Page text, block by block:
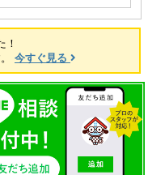
！
今すぐ見る